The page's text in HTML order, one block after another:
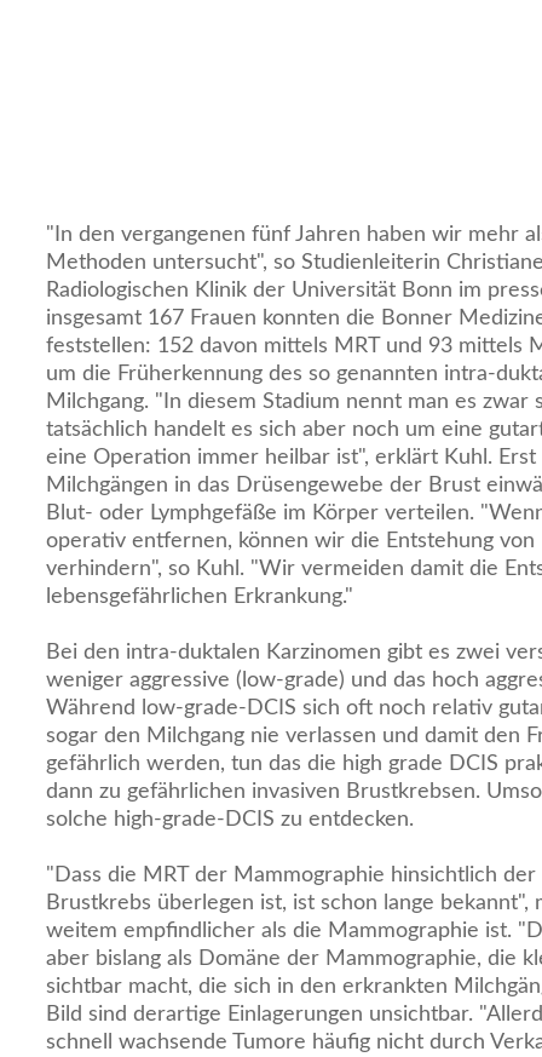
"In den vergangenen fünf Jahren haben wir mehr
Methoden untersucht", so Studienleiterin
Radiologischen Klinik der Universität Bonn im
insgesamt 167 Frauen konnten die Bonner
feststellen: 152 davon mittels MRT und 93 mittels
um die Früherkennung des so genannten intra-
Milchgang. "In diesem Stadium nennt man es zwar
tatsächlich handelt es sich aber noch um eine
eine Operation immer heilbar ist", erklärt Kuhl.
Milchgängen in das Drüsengewebe der Brust
Blut- oder Lymphgefäße im Körper verteilen.
operativ entfernen, können wir die Entstehung
verhindern", so Kuhl. "Wir vermeiden damit die
lebensgefährlichen Erkrankung."
Bei den intra-duktalen Karzinomen gibt es zwei
weniger aggressive (low-grade) und das hoch
Während low-grade-DCIS sich oft noch relativ
sogar den Milchgang nie verlassen und damit den
gefährlich werden, tun das die high grade DCIS
dann zu gefährlichen invasiven Brustkrebsen.
solche high-grade-DCIS zu entdecken.
"Dass die MRT der Mammographie hinsichtlich
Brustkrebs überlegen ist, ist schon lange bekannt",
weitem empfindlicher als die Mammographie ist.
aber bislang als Domäne der Mammographie, die
sichtbar macht, die sich in den erkrankten
Bild sind derartige Einlagerungen unsichtbar.
schnell wachsende Tumore häufig nicht durch